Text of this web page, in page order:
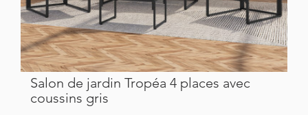
Salon de jardin Tropéa 4 places avec
coussins gris